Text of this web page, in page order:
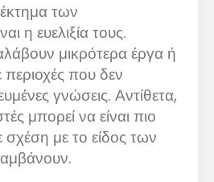
των
η ευελιξία τους.
μικρότερα έργα ή
που δεν
γνώσεις. Αντίθετα,
μπορεί να είναι πιο
σχέση με το είδος των